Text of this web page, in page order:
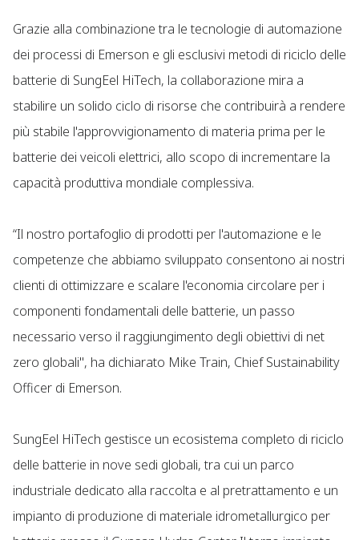
Grazie alla combinazione tra le tecnologie di automazione
dei processi di Emerson e gli esclusivi metodi di riciclo delle
batterie di SungEel HiTech, la collaborazione mira a
stabilire un solido ciclo di risorse che contribuirà a rendere
più stabile l'approvvigionamento di materia prima per le
batterie dei veicoli elettrici, allo scopo di incrementare la
capacità produttiva mondiale complessiva.
“Il nostro portafoglio di prodotti per l'automazione e le
competenze che abbiamo sviluppato consentono ai nostri
clienti di ottimizzare e scalare l'economia circolare per i
componenti fondamentali delle batterie, un passo
necessario verso il raggiungimento degli obiettivi di net
zero globali", ha dichiarato Mike Train, Chief Sustainability
Officer di Emerson.
SungEel HiTech gestisce un ecosistema completo di riciclo
delle batterie in nove sedi globali, tra cui un parco
industriale dedicato alla raccolta e al pretrattamento e un
impianto di produzione di materiale idrometallurgico per